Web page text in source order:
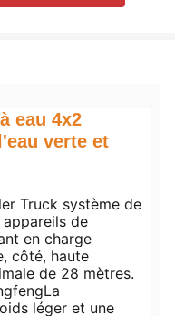
eau 4x2
verte et
Truck système de
de
en charge
côté, haute
de 28 mètres.
La
léger et une